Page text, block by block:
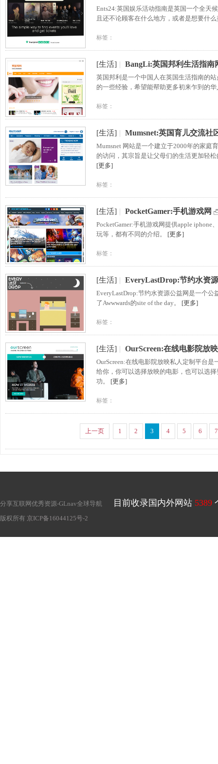
Ents24:英国娱乐活动指南是英国一个全天
且还不论顾客在什么地方，或者是想要什
标签：
[生活] | BangLi:英国邦利生活指南
英国邦利是一个中国人在英国生活指南的
的一些经验，希望能帮助更多初来乍到的
标签：
[生活] | Mumsnet:英国育儿交流社
Mumsnet 网站是一个建立于2000年的家庭
的访问，其宗旨是让父母们的生活更加轻
[更多]
标签：
[生活] | PocketGamer:手机游戏网
PocketGamer:手机游戏网提供apple
玩等，都有不同的介绍。 [更多]
标签：
[生活] | EveryLastDrop:节约水资
EveryLastDrop:节约水资源公益网是一个
了Awwwards的site of the day。 [更多]
标签：
[生活] | OurScreen:在线电影院放
OurScreen:在线电影院放映私人定制平台
给你，你可以选择放映的电影，也可以选
功。 [更多]
标签：
上一页 1 2 3 4 5 6 7
分享互联网优秀资源-GLnav全球导航 目前收录国内外网站 5389
版权所有 京ICP备16044125号-2